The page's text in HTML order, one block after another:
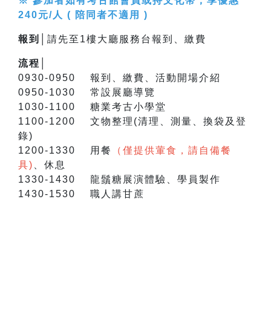
240元/人 ( 陪同者不適用 )
報到│ 請先至1樓大廳服務台報到、繳費
流程│
0930-0950 報到、繳費、活動開場介紹
0950-1030 常設展廳導覽
1030-1100 糖業考古小學堂
1100-1200 文物整理(清理、測量、換袋及登
錄)
1200-1330 用餐
（僅提供葷食，請自備餐
具)
、休息
1330-1430 龍鬚糖展演體驗、學員製作
1430-1530 職人講甘蔗